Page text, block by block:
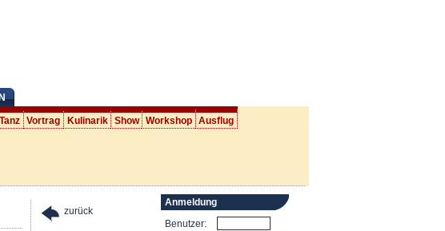
Tanz Vortrag Kulinarik Show Workshop Ausflug
zurück
Anmeldung
Benutzer: